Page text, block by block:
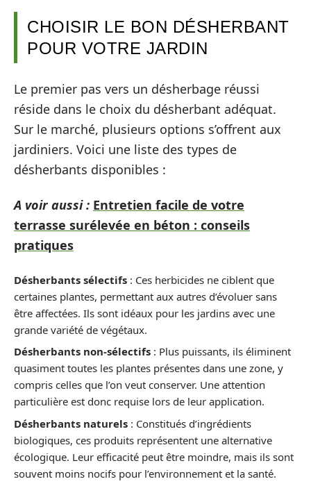
CHOISIR LE BON DÉSHERBANT
POUR VOTRE JARDIN
Le premier pas vers un désherbage réussi
réside dans le choix du désherbant adéquat.
Sur le marché, plusieurs options s’offrent aux
jardiniers. Voici une liste des types de
désherbants disponibles :
A voir aussi : Entretien facile de votre
terrasse surélevée en béton : conseils
pratiques
Désherbants sélectifs : Ces herbicides ne ciblent que
certaines plantes, permettant aux autres d’évoluer sans
être affectées. Ils sont idéaux pour les jardins avec une
grande variété de végétaux.
Désherbants non-sélectifs : Plus puissants, ils éliminent
quasiment toutes les plantes présentes dans une zone, y
compris celles que l’on veut conserver. Une attention
particulière est donc requise lors de leur application.
Désherbants naturels : Constitués d’ingrédients
biologiques, ces produits représentent une alternative
écologique. Leur efficacité peut être moindre, mais ils sont
souvent moins nocifs pour l’environnement et la santé.